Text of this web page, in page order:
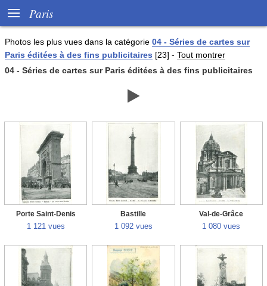
 Paris
Photos les plus vues dans la catégorie 04 - Séries de cartes sur
Paris éditées à des fins publicitaires [23] - Tout montrer
04 - Séries de cartes sur Paris éditées à des fins publicitaires

Porte Saint-Denis
1 121 vues
Bastille
1 092 vues
Val-de-Grâce
1 080 vues